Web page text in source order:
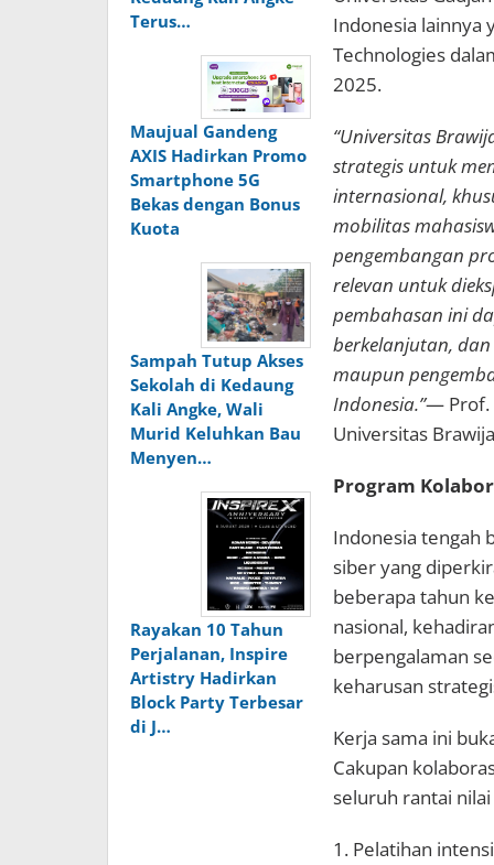
Terus…
Maujual Gandeng
AXIS Hadirkan Promo
Smartphone 5G
Bekas dengan Bonus
Kuota
Sampah Tutup Akses
Sekolah di Kedaung
Kali Angke, Wali
Murid Keluhkan Bau
Menyen…
Rayakan 10 Tahun
Perjalanan, Inspire
Artistry Hadirkan
Block Party Terbesar
di J…
Indonesia lainnya
Technologies
2025.
“Universitas
strategis untuk
internasional,
mobilitas
pengembangan
relevan untuk
pembahasan ini
berkelanjutan,
maupun
Indonesia.”— Prof.
Universitas
Program
Indonesia tengah
siber yang
beberapa tahun
nasional,
berpengalaman
keharusan
Kerja sama ini
Cakupan
seluruh rantai
1. Pelatihan